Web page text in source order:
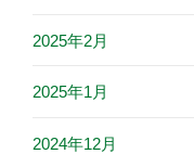
2025年2月
2025年1月
2024年12月